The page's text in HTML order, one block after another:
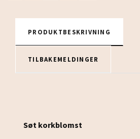
PRODUKTBESKRIVNING
TILBAKEMELDINGER
Søt korkblomst